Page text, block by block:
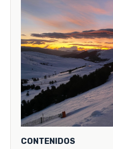
CONTENIDOS